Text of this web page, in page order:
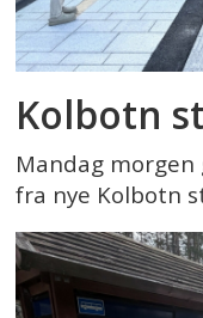
Kolbotn
Mandag
fra nye Kolbotn